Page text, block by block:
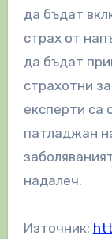
да бъдат
страх от
да бъдат
страхотни
експерти са
патладжан
надалеч.
Източник: